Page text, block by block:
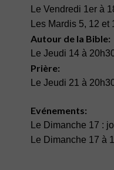
Le Vendredi 1er à
Les Mardis 5, 12
Autour de la Bible:
Le Jeudi 14 à
Prière:
Le Jeudi 21 à
Evénements:
Le Dimanche 17 :
Le Dimanche 17 à